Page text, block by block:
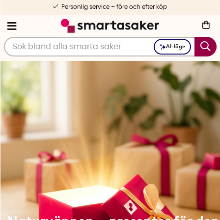
AI-läge
– före och efter köp